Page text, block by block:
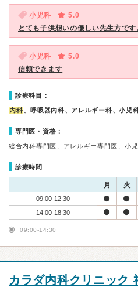
小児科
5.0
とても子供想いの優しい先生方です
小児科
5.0
信頼できます
診療科目：
内科、呼吸器内科、アレルギー科、小児
専門医・資格：
総合内科専門医、アレルギー専門医、小
診療時間
月 火
09:00-12:30
14:00-18:30
09:00-14:30
カラダ内科クリニック